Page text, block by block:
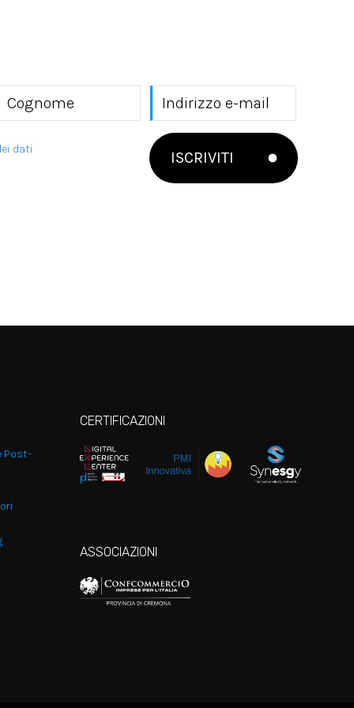
dati ISCRIVITI
Post-
CERTIFICAZIONI
ASSOCIAZIONI